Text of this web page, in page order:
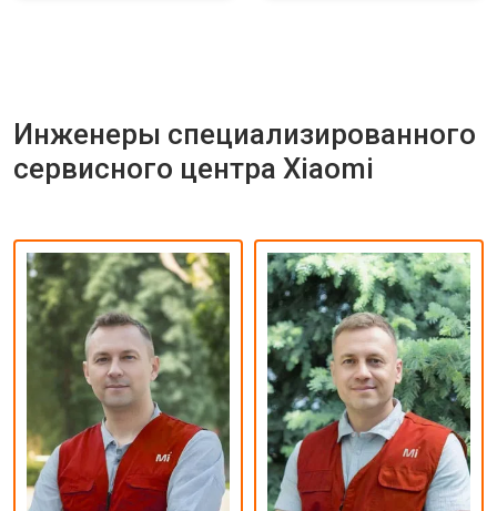
Инженеры специализированного
сервисного центра Xiaomi